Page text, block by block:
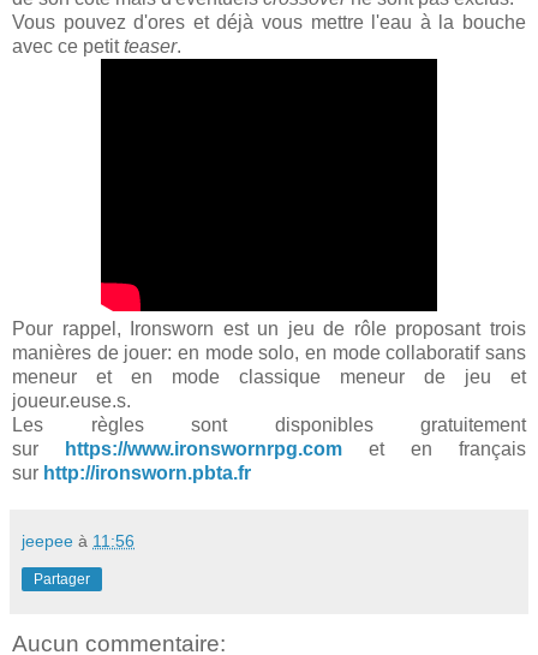
Vous pouvez d'ores et déjà vous mettre l'eau à la bouche
avec ce petitteaser.
Pour rappel, Ironsworn est un jeu de rôle proposant trois
manières de jouer: en mode solo, en mode collaboratif sans
meneur et en mode classique meneur de jeu et
joueur.euse.s.
Les règles sont disponibles gratuitement
sur
https://www.ironswornrpg.com et en français
sur http://ironsworn.pbta.fr
jeepee à 11:56
Partager
Aucun commentaire: